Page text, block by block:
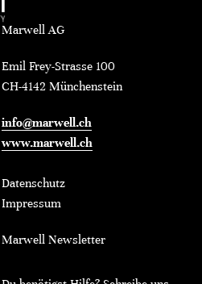
Marwell AG
Emil Frey-Strasse 100
CH-4142 Münchenstein
info@marwell.ch
www.marwell.ch
Datenschutz
Impressum
Marwell Newsletter